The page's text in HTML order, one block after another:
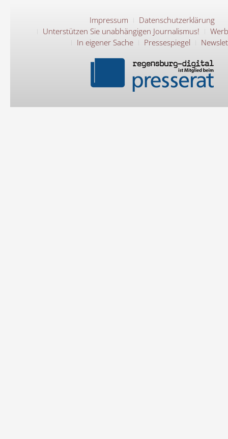
Impressum
Datenschutzerklärung
Unterstützen Sie unabhängigen Journalismus!
In eigener Sache
Pressespiegel